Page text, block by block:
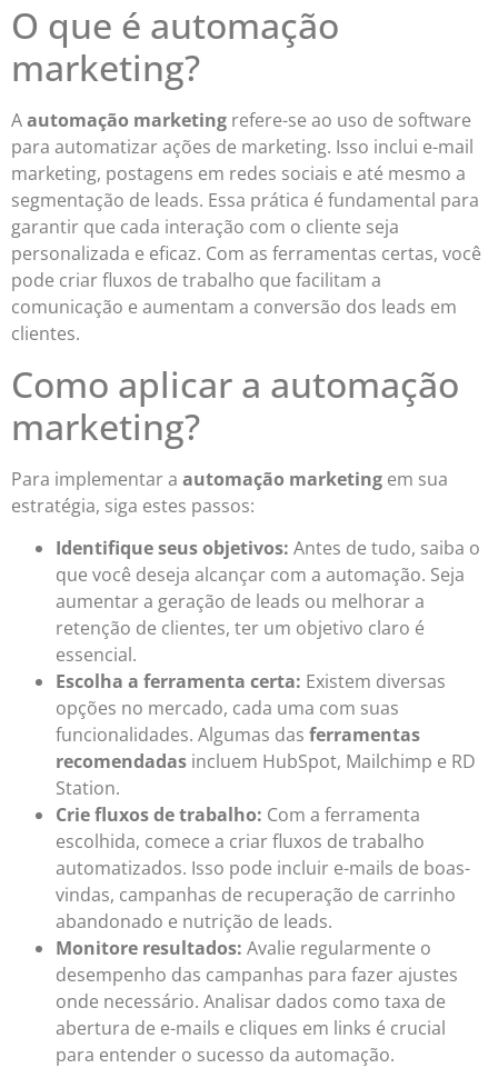
O que é automação
marketing?
Aautomação marketing refere-se ao uso de software
para automatizar ações de marketing. Isso inclui e-mail
marketing, postagens em redes sociais e até mesmo a
segmentação de leads. Essa prática é fundamental para
garantir que cada interação com o cliente seja
personalizada e eficaz. Com as ferramentas certas, você
pode criar fluxos de trabalho que facilitam a
comunicação e aumentam a conversão dos leads em
clientes.
Como aplicar a automação
marketing?
Para implementar a automação marketing em sua
estratégia, siga estes passos:
Identifique seus objetivos: Antes de tudo, saiba o
que você deseja alcançar com a automação. Seja
aumentar a geração de leads ou melhorar a
retenção de clientes, ter um objetivo claro é
essencial.
Escolha a ferramenta certa: Existem diversas
opções no mercado, cada uma com suas
funcionalidades. Algumas das ferramentas
recomendadas incluem HubSpot, Mailchimp e RD
Station.
Crie fluxos de trabalho: Com a ferramenta
escolhida, comece a criar fluxos de trabalho
automatizados. Isso pode incluir e-mails de boas-
vindas, campanhas de recuperação de carrinho
abandonado e nutrição de leads.
Monitore resultados: Avalie regularmente o
desempenho das campanhas para fazer ajustes
onde necessário. Analisar dados como taxa de
abertura de e-mails e cliques em links é crucial
para entender o sucesso da automação.